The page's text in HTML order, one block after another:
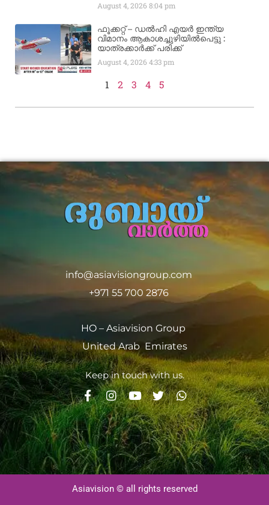
August 4, 20268:04 pm
ഫൂക്കറ്റ് – ഡൽഹി എയര്‍ ഇന്ത്യ
വിമാനം ആകാശച്ചുഴിയില്‍പെട്ടു :
യാത്രക്കാര്‍ക്ക് പരിക്ക്
August 4, 20264:33 pm
1 2 3 4 5
info@asiavisiongroup.com
+971 55 700 2876
HO – Asiavision Group
United Arab Emirates
Keep in touch with us.
Asiavision © all rights reserved